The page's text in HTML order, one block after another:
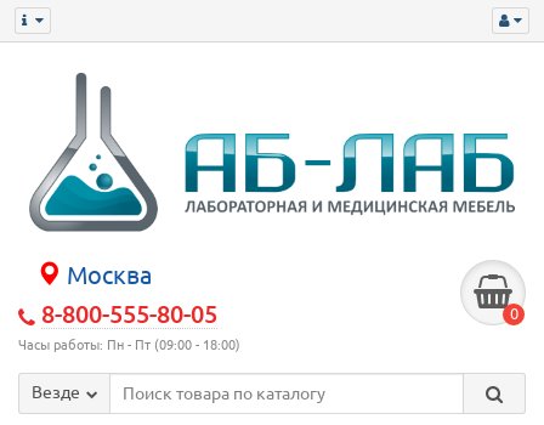
Москва
8-800-555-80-05
Часы работы: Пн - Пт (09:00 - 18:00)
0
Везде